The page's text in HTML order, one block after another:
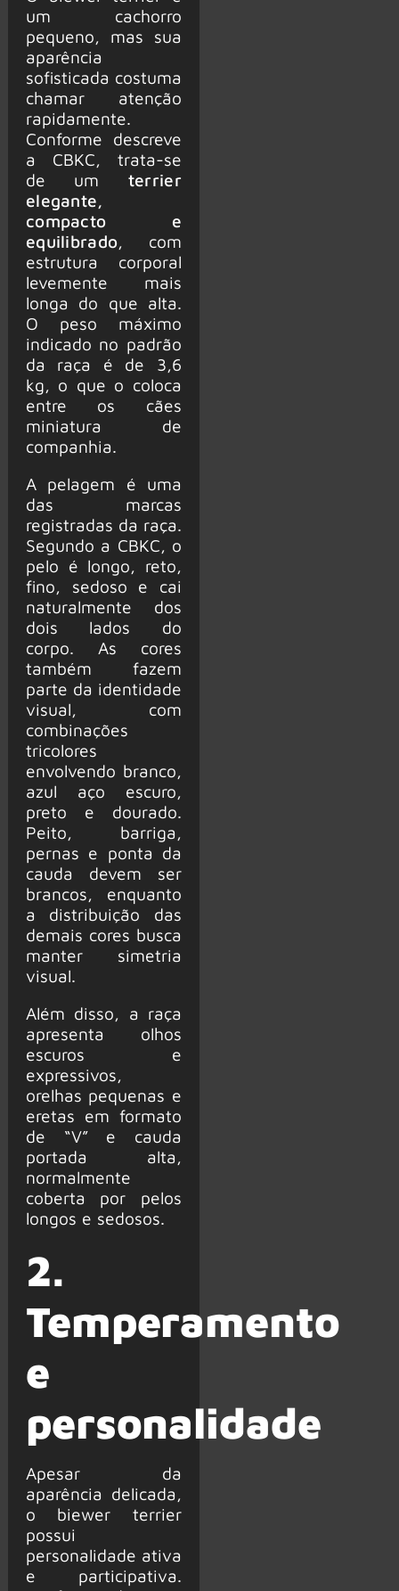
um cachorro
pequeno, mas sua
aparência
sofisticada costuma
chamar atenção
rapidamente.
Conforme descreve
a CBKC, trata-se
de um terrier
elegante,
compacto e
equilibrado, com
estrutura corporal
levemente mais
longa do que alta.
O peso máximo
indicado no padrão
da raça é de 3,6
kg, o que o coloca
entre os cães
miniatura de
companhia.
A pelagem é uma
das marcas
registradas da raça.
Segundo a CBKC, o
pelo é longo, reto,
fino, sedoso e cai
naturalmente dos
dois lados do
corpo. As cores
também fazem
parte da identidade
visual, com
combinações
tricolores
envolvendo branco,
azul aço escuro,
preto e dourado.
Peito, barriga,
pernas e ponta da
cauda devem ser
brancos, enquanto
a distribuição das
demais cores busca
manter simetria
visual.
Além disso, a raça
apresenta olhos
escuros e
expressivos,
orelhas pequenas e
eretas em formato
de “V” e cauda
portada alta,
normalmente
coberta por pelos
longos e sedosos.
2.
Temperamento
e
personalidade
Apesar da
aparência delicada,
o biewer terrier
possui
personalidade ativa
e participativa.